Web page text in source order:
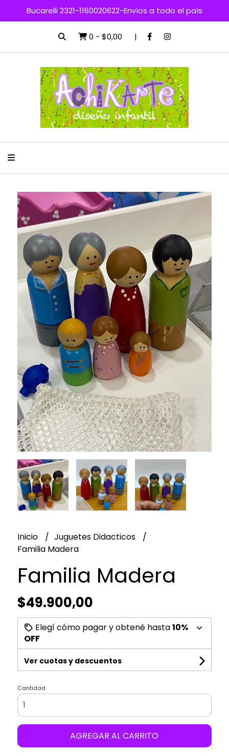
Bucarelli 2321-1160020622-Envíos a todo el país
0 - $0,00
Inicio
Juguetes Didacticos
Familia Madera
Familia Madera
$49.900,00
Elegí cómo pagar y obtené hasta10%
OFF
Ver cuotas y descuentos
Cantidad
AGREGAR AL CARRITO